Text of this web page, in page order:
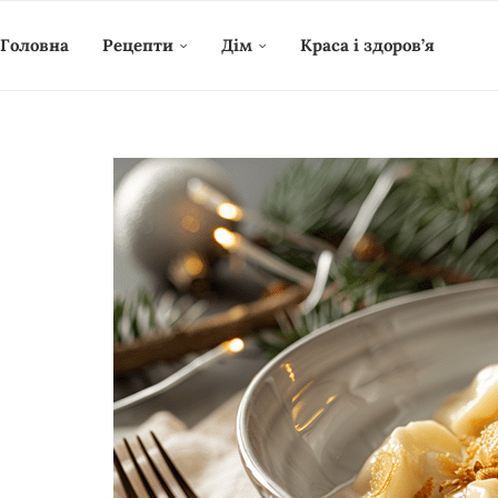
Головна Рецепти Дім Краса і здоров’я